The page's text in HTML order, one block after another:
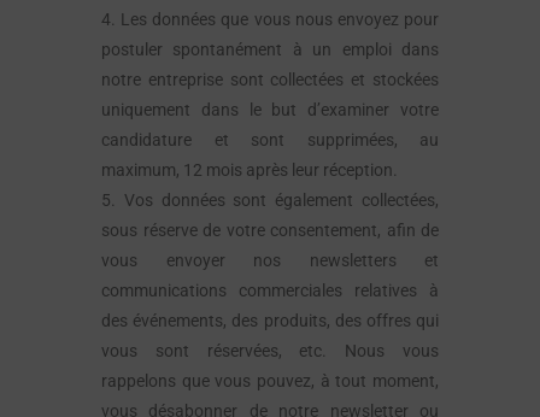
4. Les données que vous nous envoyez pour
postuler spontanément à un emploi dans
notre entreprise sont collectées et stockées
uniquement dans le but d’examiner votre
candidature et sont supprimées, au
maximum, 12 mois après leur réception.
5. Vos données sont également collectées,
sous réserve de votre consentement, afin de
vous envoyer nos newsletters et
communications commerciales relatives à
des événements, des produits, des offres qui
vous sont réservées, etc. Nous vous
rappelons que vous pouvez, à tout moment,
vous désabonner de notre newsletter ou